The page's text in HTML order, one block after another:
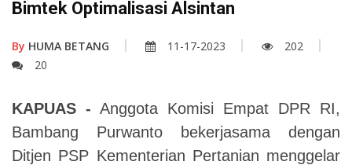
Bimtek Optimalisasi Alsintan
By HUMA BETANG 11-17-2023
202
20
KAPUAS - Anggota Komisi Empat DPR RI,
Bambang Purwanto bekerjasama dengan
Ditjen PSP Kementerian Pertanian menggelar